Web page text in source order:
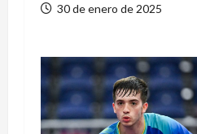
30 de enero de 2025